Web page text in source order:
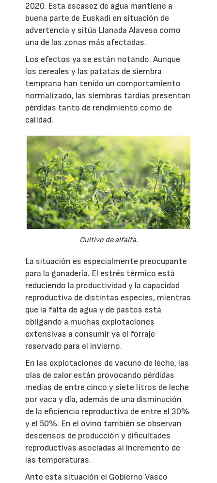
2020. Esta escasez de agua mantiene a
buena parte de Euskadi en situación de
advertencia y sitúa Llanada Alavesa como
una de las zonas más afectadas.
Los efectos ya se están notando. Aunque
los cereales y las patatas de siembra
temprana han tenido un comportamiento
normalizado, las siembras tardías presentan
pérdidas tanto de rendimiento como de
calidad.
Cultivo de alfalfa.
La situación es especialmente preocupante
para la ganadería. El estrés térmico está
reduciendo la productividad y la capacidad
reproductiva de distintas especies, mientras
que la falta de agua y de pastos está
obligando a muchas explotaciones
extensivas a consumir ya el forraje
reservado para el invierno.
En las explotaciones de vacuno de leche, las
olas de calor están provocando pérdidas
medias de entre cinco y siete litros de leche
por vaca y día, además de una disminución
de la eficiencia reproductiva de entre el 30%
y el 50%. En el ovino también se observan
descensos de producción y dificultades
reproductivas asociadas al incremento de
las temperaturas.
Ante esta situación el Gobierno Vasco